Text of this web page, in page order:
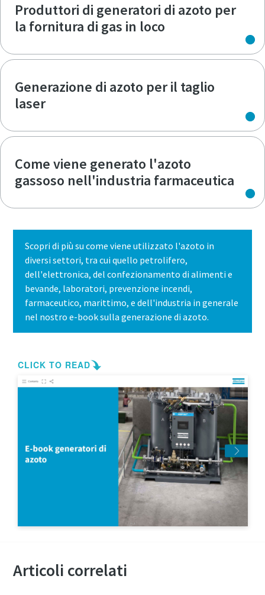
Produttori di generatori di azoto per
la fornitura di gas in loco
Generazione di azoto per il taglio
laser
Come viene generato l'azoto
gassoso nell'industria farmaceutica
Scopri di più su come viene utilizzato l'azoto in
diversi settori, tra cui quello petrolifero,
dell'elettronica, del confezionamento di alimenti e
bevande, laboratori, prevenzione incendi,
farmaceutico, marittimo, e dell'industria in generale
nel nostro e-book sulla generazione di azoto.
Articoli correlati